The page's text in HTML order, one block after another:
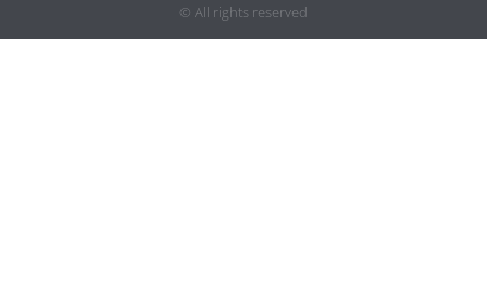
© All rights reserved